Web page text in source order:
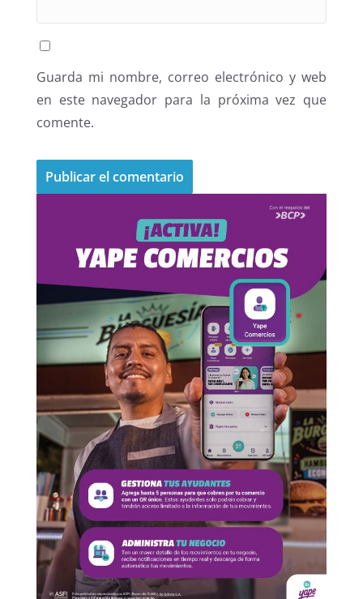
Guarda mi nombre, correo electrónico y web
en este navegador para la próxima vez que
comente.